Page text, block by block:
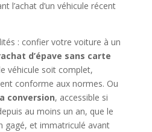
l’achat d’un véhicule récent
: confier votre voiture à un
d’épave sans carte
véhicule soit complet,
conforme aux normes. Ou
conversion, accessible si
au moins un an, que le
gagé, et immatriculé avant